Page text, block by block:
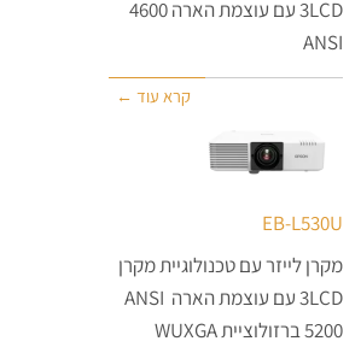
3LCD עם עוצמת הארה 4600
ANSI
קרא עוד ←
EB-L530U
מקרן לייזר עם טכנולוגיית מקרן
3LCD עם עוצמת הארה ANSI
5200 ברזולוציית WUXGA